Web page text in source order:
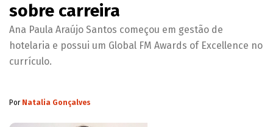
sobre carreira
Ana Paula Araújo Santos começou em gestão de
hotelaria e possui um Global FM Awards of Excellence no
currículo.
Por Natalia Gonçalves